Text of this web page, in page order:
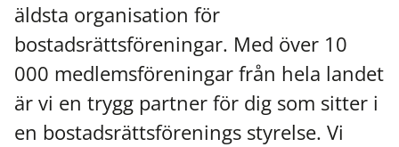
äldsta organisation för
bostadsrättsföreningar. Med över 10
000 medlemsföreningar från hela landet
är vi en trygg partner för dig som sitter i
en bostadsrättsförenings styrelse. Vi